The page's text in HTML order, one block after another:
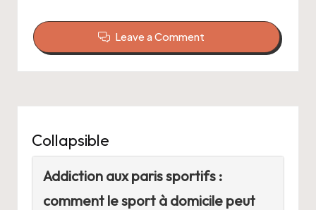
Leave a Comment
Collapsible
Addiction aux paris sportifs :
comment le sport à domicile peut